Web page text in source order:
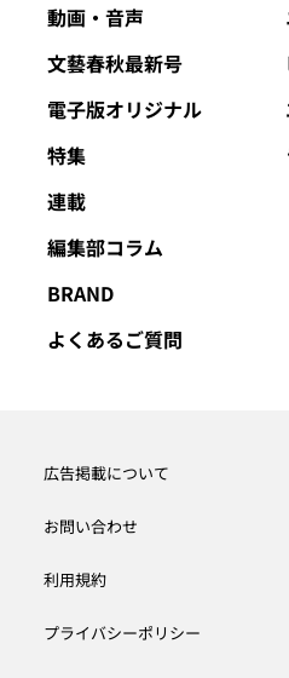
動画・音声
文藝春秋最新号
電子版オリジナル
特集
連載
編集部コラム
BRAND
よくあるご質問
広告掲載について
お問い合わせ
利用規約
プライバシーポリシー